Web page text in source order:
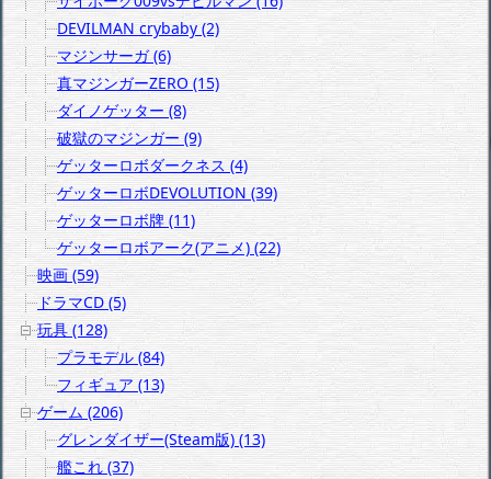
DEVILMAN crybaby (2)
マジンサーガ (6)
真マジンガーZERO (15)
ダイノゲッター (8)
破獄のマジンガー (9)
ゲッターロボダークネス (4)
ゲッターロボDEVOLUTION (39)
ゲッターロボ牌 (11)
ゲッターロボアーク(アニメ) (22)
映画 (59)
ドラマCD (5)
玩具 (128)
プラモデル (84)
フィギュア (13)
ゲーム (206)
グレンダイザー(Steam版) (13)
艦これ (37)